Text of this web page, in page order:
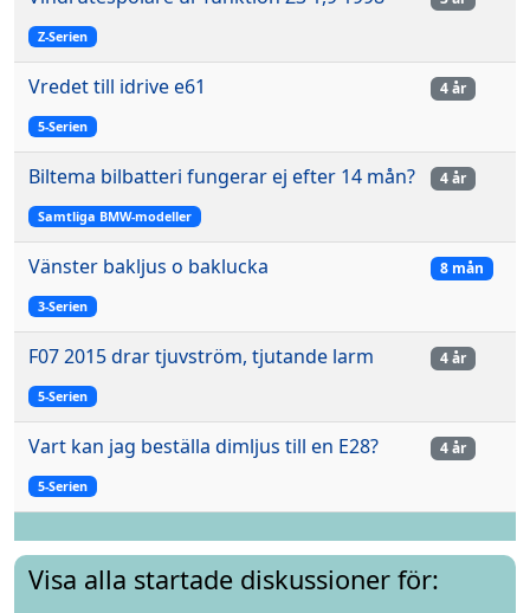
Z-Serien
Vredet till idrive e61
5-Serien
4 år
Biltema bilbatteri fungerar ej efter 14 mån?
Samtliga BMW-modeller
4 år
Vänster bakljus o baklucka
3-Serien
8 mån
F07 2015 drar tjuvström, tjutande larm
5-Serien
4 år
Vart kan jag beställa dimljus till en E28?
5-Serien
4 år
Visa alla startade diskussioner för: